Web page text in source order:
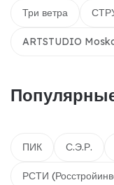
Три ветра
ARTSTUDIO
ПИК С.Э.Р.
РСТИ